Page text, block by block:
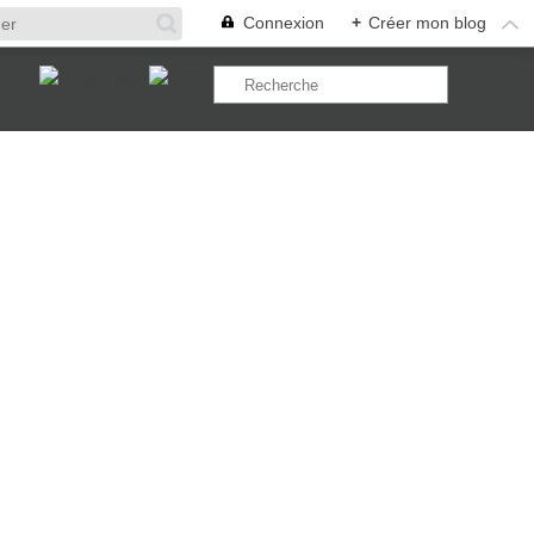
Connexion + Créer mon blog